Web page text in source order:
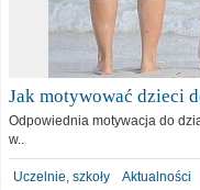
Jak motywować dzieci
Odpowiednia motywacja do
w..
Uczelnie, szkoły Aktualności